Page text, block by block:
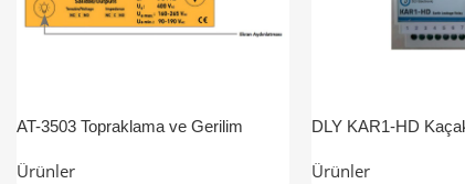
AT-3503 Topraklama ve Gerilim
Ürünler
DLY KAR1-HD
Ürünler